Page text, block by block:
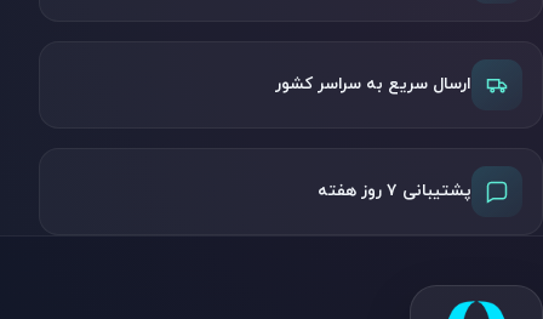
ارسال سریع به سراسر کشور
پشتیبانی ۷ روز هفته